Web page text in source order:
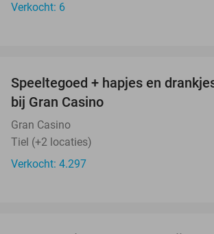
Verkocht: 6
Speeltegoed + hapjes en
bij Gran Casino
Gran Casino
Tiel (+2 locaties)
Verkocht: 4.297